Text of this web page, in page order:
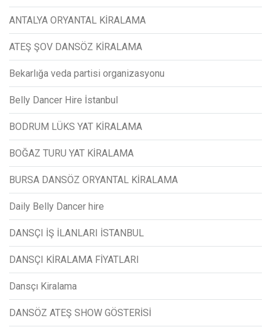
ANTALYA ORYANTAL KİRALAMA
ATEŞ ŞOV DANSÖZ KİRALAMA
Bekarlığa veda partisi organizasyonu
Belly Dancer Hire İstanbul
BODRUM LÜKS YAT KİRALAMA
BOĞAZ TURU YAT KİRALAMA
BURSA DANSÖZ ORYANTAL KİRALAMA
Daily Belly Dancer hire
DANSÇI İŞ İLANLARI İSTANBUL
DANSÇI KİRALAMA FİYATLARI
Dansçı Kiralama
DANSÖZ ATEŞ SHOW GÖSTERİSİ